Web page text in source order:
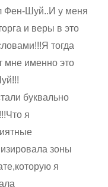
Фен-Шуй..И у меня
и веры в это
тогда
мне именно это
буквально
я
зоны
я